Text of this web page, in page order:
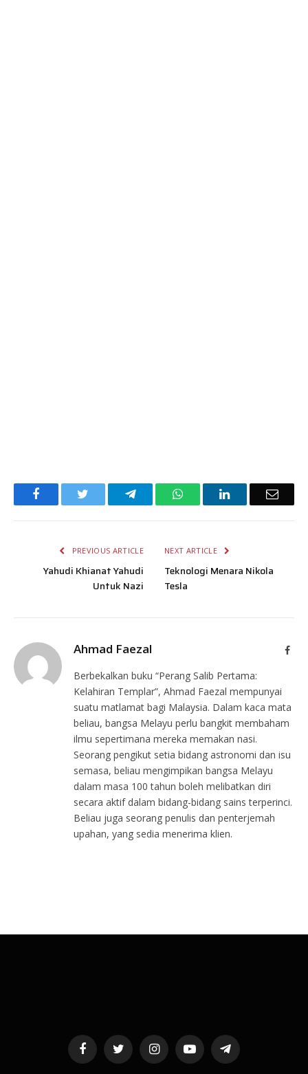
Facebook TelegramWhatsAppLinkedIn Email
PREVIOUS ARTICLE
Yahudi Khianat Yahudi
Untuk Nazi
NEXT ARTICLE
Teknologi Menara Nikola
Tesla
Ahmad Faezal
Berbekalkan buku “Perang Salib Pertama:
Kelahiran Templar”, Ahmad Faezal mempunyai
suatu matlamat bagi Malaysia. Dalam kaca mata
beliau, bangsa Melayu perlu bangkit membaham
ilmu sepertimana mereka memakan nasi.
Seorang pengikut setia bidang astronomi dan isu
semasa, beliau mengimpikan bangsa Melayu
dalam masa 100 tahun boleh melibatkan diri
secara aktif dalam bidang-bidang sains terperinci.
Beliau juga seorang penulis dan penterjemah
upahan, yang sedia menerima klien.
FacebookTwitter InstagramYouTubeTelegram